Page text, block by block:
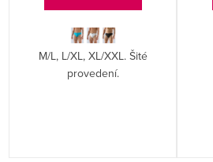
M/L, L/XL, XL/XXL. Šité
provedení.